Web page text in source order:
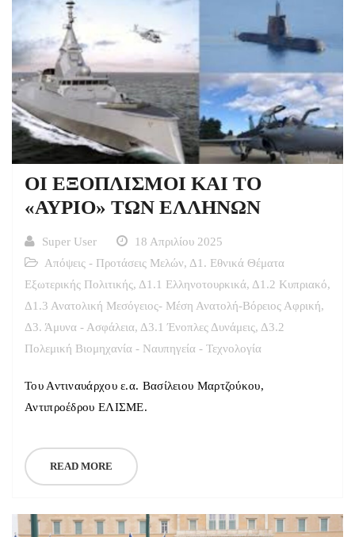
ΟΙ ΕΞΟΠΛΙΣΜΟΙ ΚΑΙ ΤΟ
«ΑΥΡΙΟ» ΤΩΝ ΕΛΛΗΝΩΝ
Super User
18 Απριλίου 2025
Απόψεις - Προτάσεις Μελών, Δ1. Εθνικά Θέματα
Εξωτερικής Πολιτικής, Δ1.1 Ελληνοτουρκικά, Δ1.2 Κυπριακό,
Δ1.3 Ανατολική Μεσόγειος- Μέση Ανατολή-Βόρειος Αφρική,
Δ3. Άμυνα - Ασφάλεια, Δ3.1 Ένοπλες Δυνάμεις, Δ3.2
Πολεμική Βιομηχανία - Ναυπηγεία - Τεχνολογία
Του Αντιναυάρχου ε.α. Βασίλειου Μαρτζούκου,
Αντιπροέδρου ΕΛΙΣΜΕ.
READ MORE